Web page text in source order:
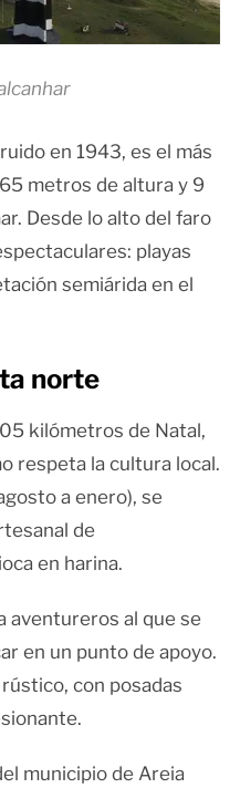
en 1943, es el más
metros de altura y 9
Desde lo alto del faro
playas
semiárida en el
norte
kilómetros de Natal,
respeta la cultura local.
a enero), se
de
en harina.
aventureros al que se
en un punto de apoyo.
con posadas
municipio de Areia